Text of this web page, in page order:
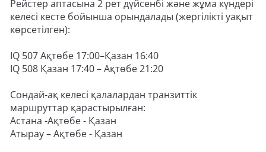
Рейстер аптасына 2 рет дүйсенбі және жұма күндері
келесі кесте бойынша орындалады (жергілікті уақыт
көрсетілген):
IQ 507 Ақтөбе 17:00–Қазан 16:40
IQ 508 Қазан 17:40 – Ақтөбе 21:20
Сондай-ақ келесі қалалардан транзиттік
маршруттар қарастырылған:
Астана -Ақтөбе - Қазан
Атырау – Ақтөбе - Қазан